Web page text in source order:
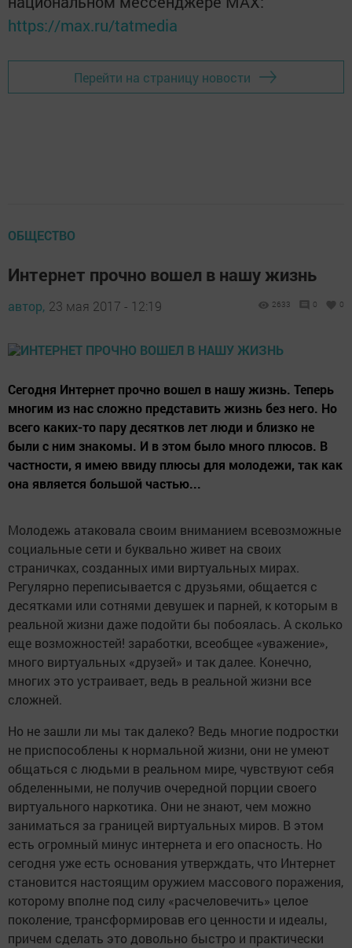
https://max.ru/tatmedia
Перейти на страницу новости
ОБЩЕСТВО
Интернет прочно вошел в нашу жизнь
автор, 23 мая 2017 - 12:19 2633 0 0
Сегодня Интернет прочно вошел в нашу жизнь. Теперь
многим из нас сложно представить жизнь без него. Но
всего каких-то пару десятков лет люди и близко не
были с ним знакомы. И в этом было много плюсов. В
частности, я имею ввиду плюсы для молодежи, так как
она является большой частью...
Молодежь атаковала своим вниманием всевозможные
социальные сети и буквально живет на своих
страничках, созданных ими виртуальных мирах.
Регулярно переписывается с друзьями, общается с
десятками или сотнями девушек и парней, к которым в
реальной жизни даже подойти бы побоялась. А сколько
еще возможностей! заработки, всеобщее «уважение»,
много виртуальных «друзей» и так далее. Конечно,
многих это устраивает, ведь в реальной жизни все
сложней.
Но не зашли ли мы так далеко? Ведь многие подростки
не приспособлены к нормальной жизни, они не умеют
общаться с людьми в реальном мире, чувствуют себя
обделенными, не получив очередной порции своего
виртуального наркотика. Они не знают, чем можно
заниматься за границей виртуальных миров. В этом
есть огромный минус интернета и его опасность. Но
сегодня уже есть основания утверждать, что Интернет
становится настоящим оружием массового поражения,
которому вполне под силу «расчеловечить» целое
поколение, трансформировав его ценности и идеалы,
причем сделать это довольно быстро и практически